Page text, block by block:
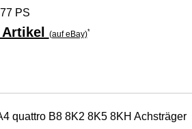
PS
(auf eBay)*
quattro B8 8K2 8K5 8KH Achsträger